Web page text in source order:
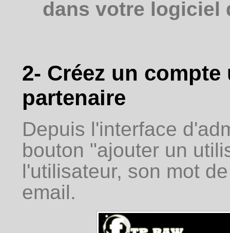
dans votre logiciel
2- Créez un
partenaire
Depuis l'interface
bouton "ajouter un
l'utilisateur, son mot
email.